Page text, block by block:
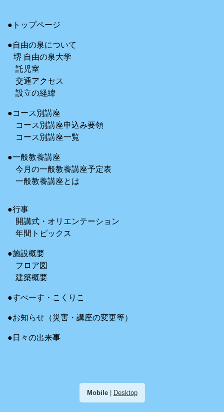
●トップページ
●自由の泉について
堺 自由の泉大学
託児室
交通アクセス
設立の経緯
●コース別講座
コース別講座申込み要領
コース別講座一覧
●一般教養講座
今月の一般教養講座予定表
一般教養講座とは
●行事
開講式・オリエンテーション
年間トピックス
●施設概要
フロア図
建築概要
●すぺーす・こくりこ
●お知らせ（災害・講座の変更等）
●日々の出来事
Mobile| Desktop